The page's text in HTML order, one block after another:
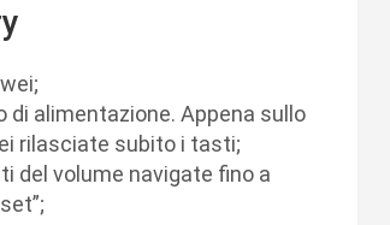
alimentazione. Appena sullo
rilasciate subito i tasti;
del volume navigate fino a